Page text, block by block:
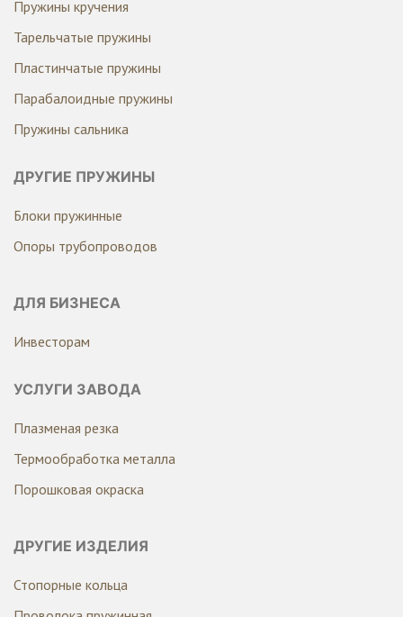
Пружины кручения
Тарельчатые пружины
Пластинчатые пружины
Парабалоидные пружины
Пружины сальника
ДРУГИЕ ПРУЖИНЫ
Блоки пружинные
Опоры трубопроводов
ДЛЯ БИЗНЕСА
Инвесторам
УСЛУГИ ЗАВОДА
Плазменая резка
Термообработка металла
Порошковая окраска
ДРУГИЕ ИЗДЕЛИЯ
Стопорные кольца